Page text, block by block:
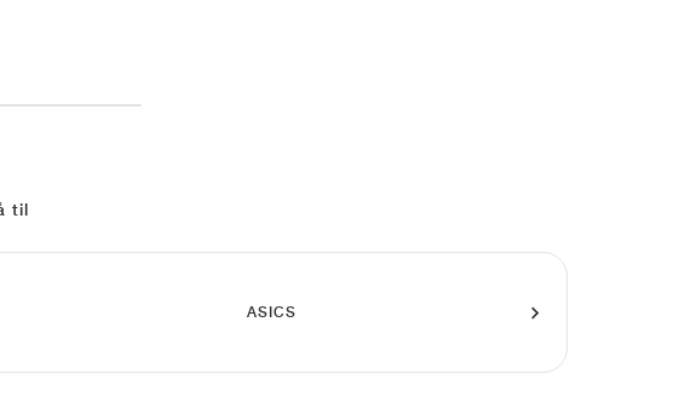
til
ASICS